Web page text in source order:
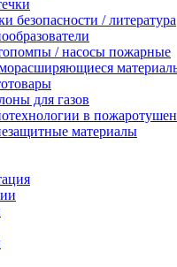
безопасности / литература
/ насосы пожарные
для газов
в
материалы